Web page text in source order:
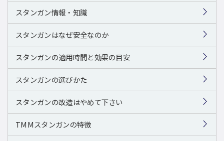
スタンガン情報・知識
スタンガンはなぜ安全なのか
スタンガンの適用時間と効果の目安
スタンガンの選びかた
スタンガンの改造はやめて下さい
TMMスタンガンの特徴